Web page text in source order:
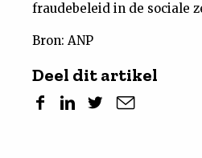
fraudebeleid in de sociale
Bron: ANP
Deel dit artikel